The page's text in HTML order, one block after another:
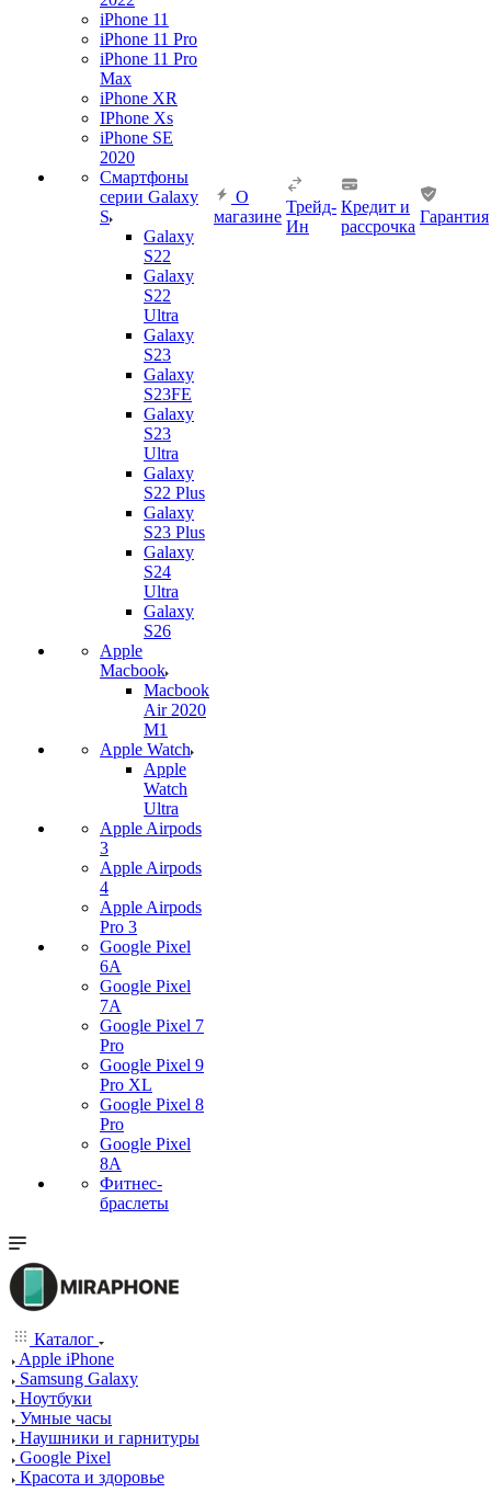
iPhone 11
iPhone 11 Pro
iPhone 11 Pro
Max
iPhone XR
IPhone Xs
iPhone SE
2020
Смартфоны
серии Galaxy
S
Galaxy
S22
Galaxy
S22
Ultra
Galaxy
S23
Galaxy
S23FE
Galaxy
S23
Ultra
Galaxy
S22 Plus
Galaxy
S23 Plus
Galaxy
S24
Ultra
Galaxy
S26
Apple
Macbook
Macbook
Air 2020
M1
Apple Watch
Apple
Watch
Ultra
Apple Airpods
3
Apple Airpods
4
Apple Airpods
Pro 3
Google Pixel
6A
Google Pixel
7А
Google Pixel 7
Pro
Google Pixel 9
Pro XL
Google Pixel 8
Pro
Google Pixel
8A
Фитнес-
браслеты
О
магазине
Трейд-
Ин
Кредит и
рассрочка
Гарантия
Каталог
Apple iPhone
Samsung Galaxy
Ноутбуки
Умные часы
Наушники и гарнитуры
Google Pixel
Красота и здоровье